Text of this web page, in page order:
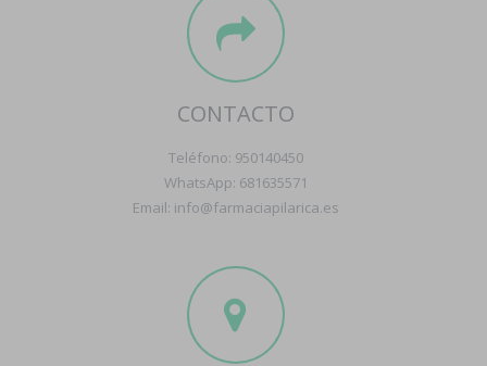
CONTACTO
Teléfono: 950140450
WhatsApp: 681635571
Email: info@farmaciapilarica.es